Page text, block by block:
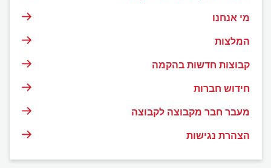
מי אנחנו
המלצות
קבוצות חדשות בהקמה
חידוש חברות
מעבר חבר מקבוצה לקבוצה
הצהרת נגישות